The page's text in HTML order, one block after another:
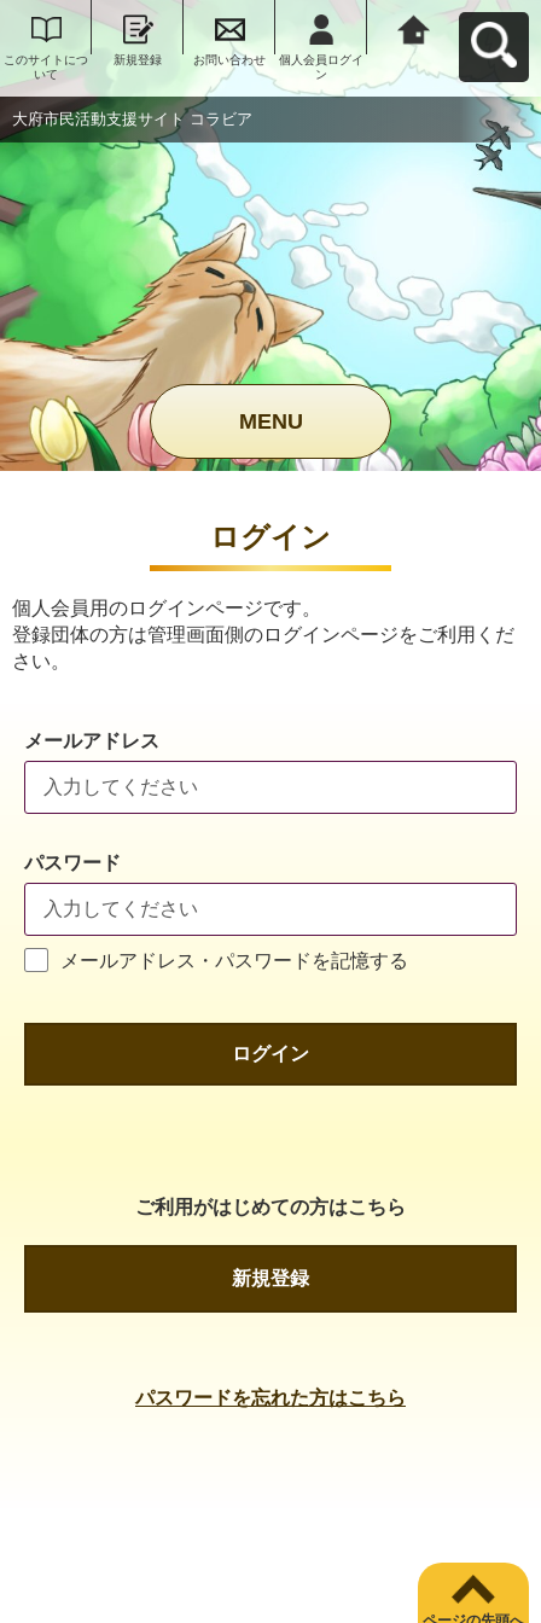
このサイトにつ
いて
新規登録 お問い合わせ
個人会員ログイ
ン
大府市民活動支
援サイト コラビ
アへ戻る
大府市民活動支援サイト コラビア
MENU
ログイン
個人会員用のログインページです。
登録団体の方は管理画面側のログインページをご利用くだ
さい。
メールアドレス
パスワード
メールアドレス・パスワードを記憶する
ログイン
ご利用がはじめての方はこちら
新規登録
パスワードを忘れた方はこちら